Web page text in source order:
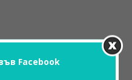
Facebook